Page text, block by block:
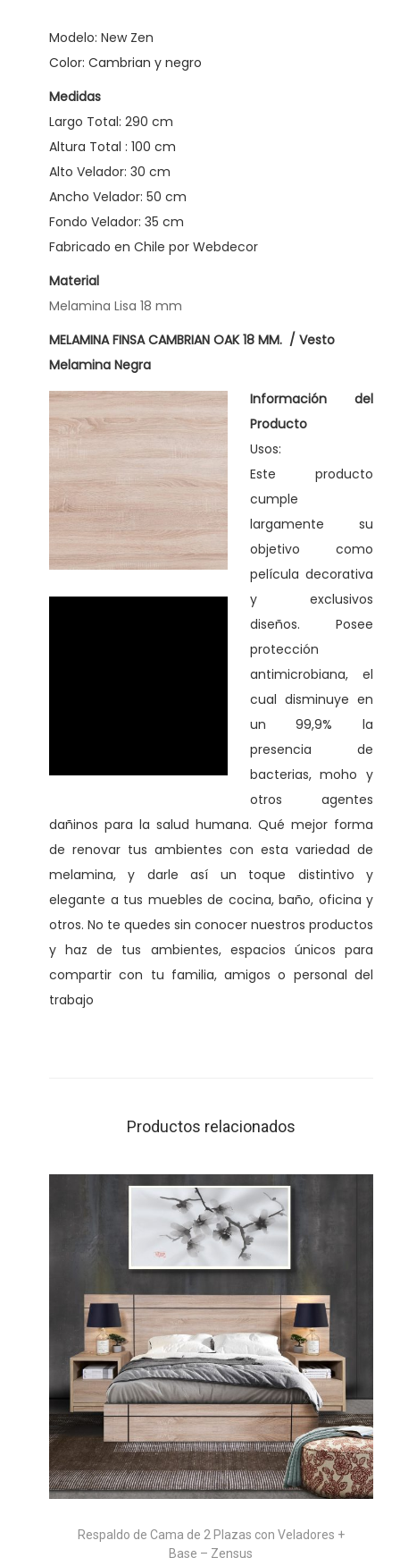
g
N
e
w
Z
e
n
c
a
a
Modelo: New Zen
Color: Cambrian y negro
Medidas
Largo Total: 290 cm
Altura Total : 100 cm
Alto Velador: 30 cm
Ancho Velador: 50 cm
Fondo Velador: 35 cm
Fabricado en Chile por Webdecor
Material
Melamina Lisa 18 mm
MELAMINA FINSA CAMBRIAN OAK 18 MM. / Vesto
Melamina Negra
Información del
Producto
Usos:
Este producto
cumple
largamente su
objetivo como
película decorativa
y exclusivos
diseños. Posee
protección
antimicrobiana, el
cual disminuye en
un 99,9% la
presencia de
bacterias, moho y
otros agentes
dañinos para la salud humana. Qué mejor forma
de renovar tus ambientes con esta variedad de
melamina, y darle así un toque distintivo y
elegante a tus muebles de cocina, baño, oficina y
otros. No te quedes sin conocer nuestros productos
y haz de tus ambientes, espacios únicos para
compartir con tu familia, amigos o personal del
trabajo
Productos relacionados
Respaldo de Cama de 2 Plazas con Veladores +
Base – Zensus